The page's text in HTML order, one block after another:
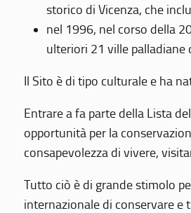
storico di Vicenza, che
nel 1996, nel corso della
ulteriori 21 ville palladiane
Il Sito è di tipo culturale e ha
Entrare a fa parte della Lista
opportunità per la
consapevolezza di vivere,
Tutto ciò è di grande stimolo
internazionale di conservare e